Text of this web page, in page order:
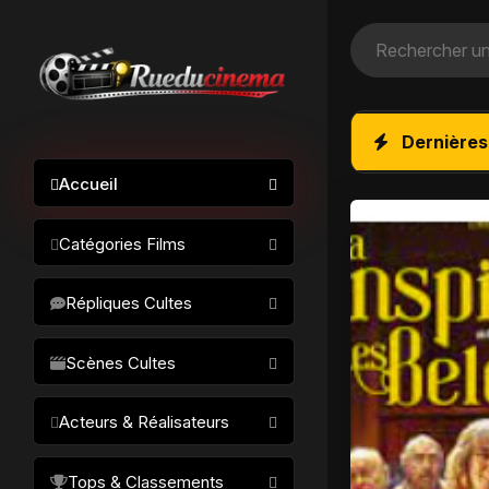
Accueil
Catégories Films
Science-fiction
Drame / Thriller
Comédie/humour
Horreur
Fantastique
Répliques Cultes
Scènes Cultes
Acteurs & Réalisateurs
Tops & Classements